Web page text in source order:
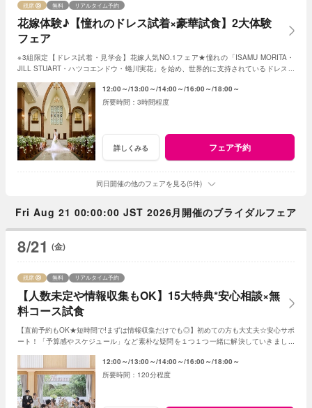
花嫁体験♪【憧れのドレス試着×豪華試食】2大体験
フェア
残席 無料 リアルタイム予約
※3組限定【ドレス試着・見学会】花嫁人気NO.1フェア★憧れの「ISAMU MORITA・
JILL STUART・ハツコエンドウ・蜷川実花」を始め、世界的に支持されているドレスと
12:00～ 13:00～ 14:00～ 16:00～ 18:00～
3時間程度
詳しくみる フェア予約
同日開催の他のフェアを見る(5件)
Fri Aug 21 00:00:00 JST 2026月開催のブライダルフェア
8/21 (金)
【人数未定や情報収集もOK】15大特典*安心相談×無
料コース試食
残席 無料 リアルタイム予約
【直前予約もOK★短時間で!まずは情報収集だけでも◎】初めての方も大丈夫☆安心サポ
ート！「予算感やスケジュール」など素朴な疑問を１つ１つ一緒に解決していきましょ
12:00～ 13:00～ 14:00～ 16:00～ 18:00～
120分程度